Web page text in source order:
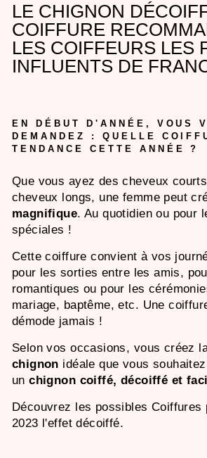
LE CHIGNON
COIFFURE
LES COIFFEURS LES
INFLUENTS DE
EN DÉBUT D'ANNÉE, VOUS
DEMANDEZ : QUELLE
TENDANCE CETTE ANNÉE ?
Que vous ayez des cheveux
cheveux longs, une femme peut
magnifique. Au quotidien ou pour
spéciales !
Cette coiffureconvient à vos
pour les sorties entre les amis,
romantiques ou pour les
mariage, baptême, etc. Une
démode jamais !
Selon vos occasions, vous créez
chignon idéale que vous souhaitez
unchignon coiffé, décoiffé et
Découvrez les possibles Coiffures
2023 l'effet décoiffé.